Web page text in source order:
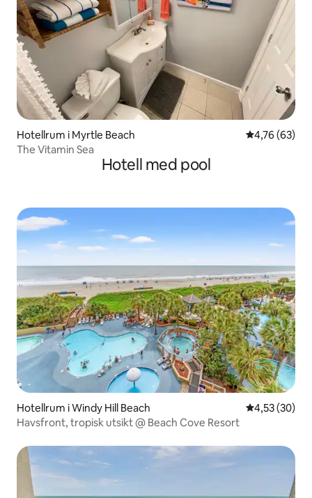
Hotellrum i Myrtle Beach 4,76 av 5 i
4,76 (63)
The Vitamin Sea
Hotell med pool
Hotellrum i Windy Hill Beach 4,53 av 5 i
4,53 (30)
Havsfront, tropisk utsikt @ Beach Cove Resort